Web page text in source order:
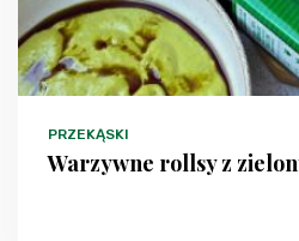
PRZEKĄSKI
Warzywne rollsy z